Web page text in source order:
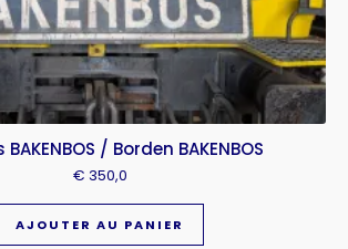
/ Borden BAKENBOS
€ 350,0
AJOUTER AU PANIER